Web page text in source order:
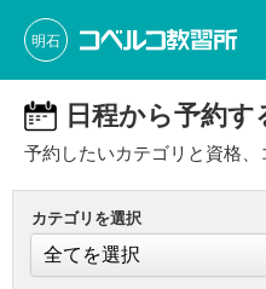
明石
日程から予約す
予約したいカテゴリと資格、
カテゴリを選択